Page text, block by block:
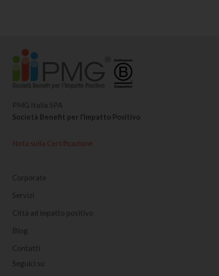
PMG Italia SPA
Società Benefit per l’Impatto Positivo
Nota sulla Certificazione
Corporate
Servizi
Città ad impatto positivo
Blog
Contatti
Seguici su